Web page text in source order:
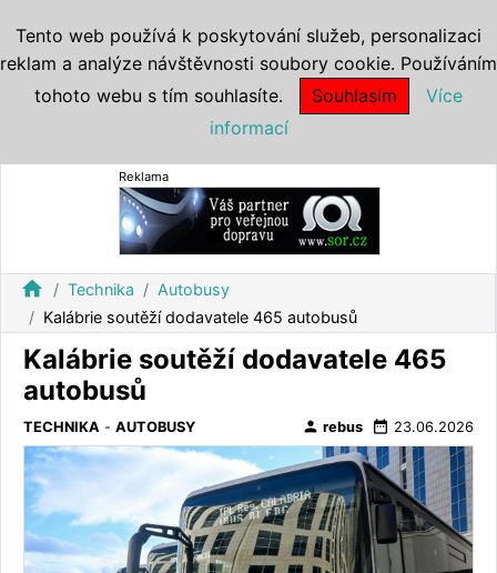
Reklama
home Technika
Autobusy
Kalábrie soutěží dodavatele 465 autobusů
Kalábrie soutěží dodavatele 465
autobusů
TECHNIKA - AUTOBUSY person rebus date_range 23.06.2026
Tento web používá k poskytování služeb, personalizaci
reklam a analýze návštěvnosti soubory cookie. Používáním
tohoto webu s tím souhlasíte.
Souhlasím
Více
informací